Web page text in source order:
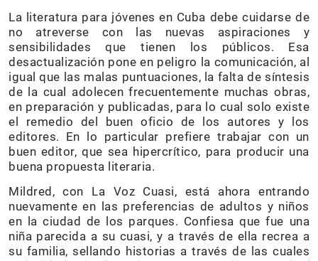
La literatura para jóvenes en Cuba debe cuidarse de
no atreverse con las nuevas aspiraciones y
sensibilidades que tienen los públicos. Esa
desactualización pone en peligro la comunicación, al
igual que las malas puntuaciones, la falta de síntesis
de la cual adolecen frecuentemente muchas obras,
en preparación y publicadas, para lo cual solo existe
el remedio del buen oficio de los autores y los
editores. En lo particular prefiere trabajar con un
buen editor, que sea hipercrítico, para producir una
buena propuesta literaria.
Mildred, con La Voz Cuasi, está ahora entrando
nuevamente en las preferencias de adultos y niños
en la ciudad de los parques. Confiesa que fue una
niña parecida a su cuasi, y a través de ella recrea a
su familia, sellando historias a través de las cuales